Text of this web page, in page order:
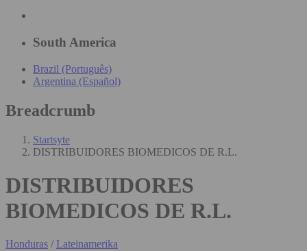
South America
Brazil (Português)
Argentina (Español)
Breadcrumb
Startsyte
DISTRIBUIDORES BIOMEDICOS DE R.L.
DISTRIBUIDORES
BIOMEDICOS DE R.L.
Honduras / Lateinamerika